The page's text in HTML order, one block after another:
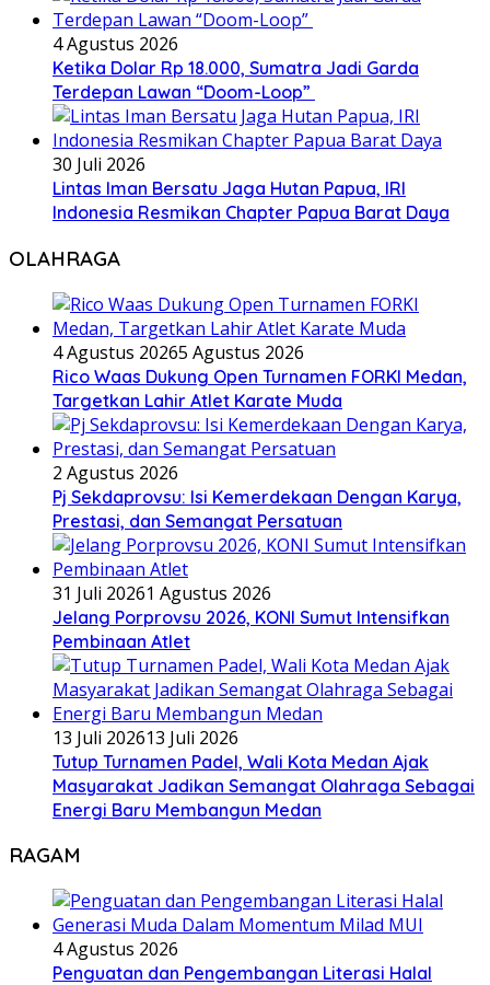
4 Agustus 2026
Ketika Dolar Rp 18.000, Sumatra Jadi Garda
Terdepan Lawan “Doom-Loop”
30 Juli 2026
Lintas Iman Bersatu Jaga Hutan Papua, IRI
Indonesia Resmikan Chapter Papua Barat Daya
OLAHRAGA
4 Agustus 20265 Agustus 2026
Rico Waas Dukung Open Turnamen FORKI Medan,
Targetkan Lahir Atlet Karate Muda
2 Agustus 2026
Pj Sekdaprovsu: Isi Kemerdekaan Dengan Karya,
Prestasi, dan Semangat Persatuan
31 Juli 20261 Agustus 2026
Jelang Porprovsu 2026, KONI Sumut Intensifkan
Pembinaan Atlet
13 Juli 202613 Juli 2026
Tutup Turnamen Padel, Wali Kota Medan Ajak
Masyarakat Jadikan Semangat Olahraga Sebagai
Energi Baru Membangun Medan
RAGAM
4 Agustus 2026
Penguatan dan Pengembangan Literasi Halal